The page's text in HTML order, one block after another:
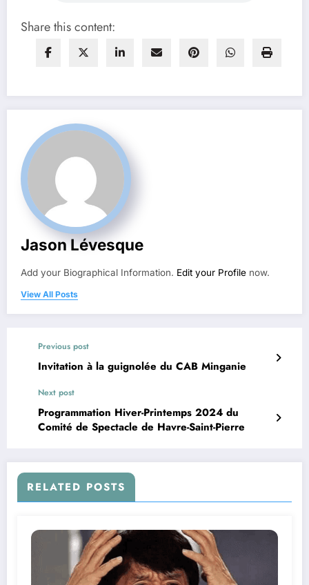
Share this content:
Jason Lévesque
Add your Biographical Information. Edit your Profile now.
View All Posts
Previous post
Invitation à la guignolée du CAB Minganie
Next post
Programmation Hiver-Printemps 2024 du
Comité de Spectacle de Havre-Saint-Pierre
RELATED POSTS